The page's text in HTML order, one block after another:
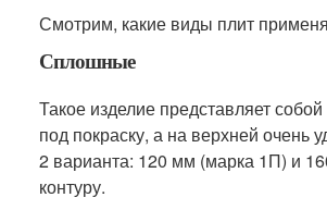
Смотрим, какие виды плит
Сплошные
Такое изделие представляет
под покраску, а на верхней очень
2 варианта: 120 мм (марка 1П) и
контуру.